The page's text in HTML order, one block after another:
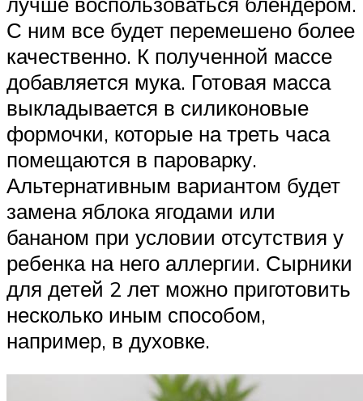
С ним все будет перемешено более
качественно. К полученной массе
добавляется мука. Готовая масса
выкладывается в силиконовые
формочки, которые на треть часа
помещаются в пароварку.
Альтернативным вариантом будет
замена яблока ягодами или
бананом при условии отсутствия у
ребенка на него аллергии. Сырники
для детей 2 лет можно приготовить
несколько иным способом,
например, в духовке.